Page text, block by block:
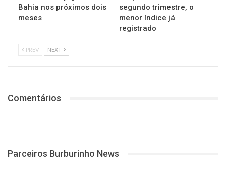
Bahia nos próximos dois
meses
segundo trimestre, o
menor índice já
registrado
PREV NEXT
Comentários
Parceiros Burburinho News